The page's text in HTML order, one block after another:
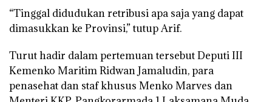
“Tinggal didudukan retribusi apa saja yang dapat
dimasukkan ke Provinsi,” tutup Arif.
Turut hadir dalam pertemuan tersebut Deputi III
Kemenko Maritim Ridwan Jamaludin, para
penasehat dan staf khusus Menko Marves dan